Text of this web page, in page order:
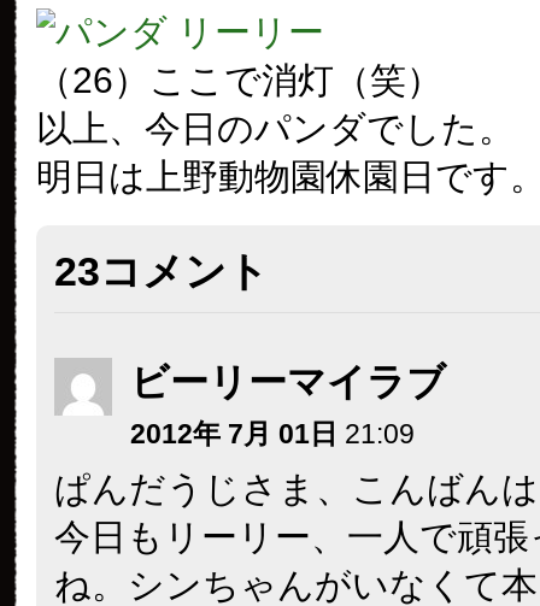
（26）ここで消灯（笑）
以上、今日のパンダでした。
明日は上野動物園休園日です
23コメント
ビーリーマイラブ
2012年 7月 01日 21:09
ぱんだうじさま、こんばん
今日もリーリー、一人で頑
ね。シンちゃんがいなくて